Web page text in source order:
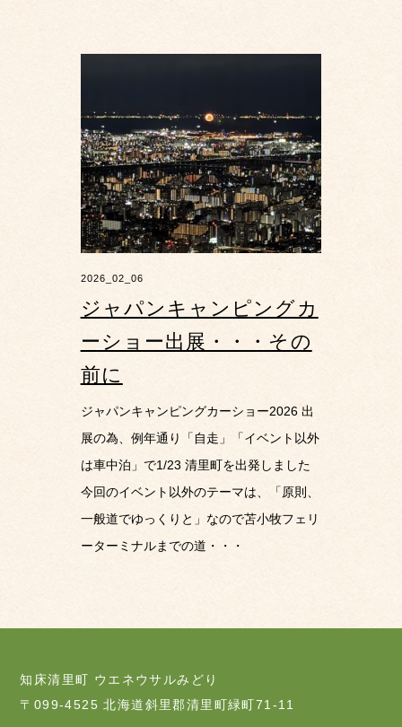
2026_02_06
ジャパンキャンピングカ
ーショー出展・・・その
前に
ジャパンキャンピングカーショー2026 出
展の為、例年通り「自走」「イベント以外
は車中泊」で1/23 清里町を出発しました
今回のイベント以外のテーマは、「原則、
一般道でゆっくりと」なので苫小牧フェリ
ーターミナルまでの道・・・
知床清里町 ウエネウサルみどり
〒099-4525 北海道斜里郡清里町緑町71-11